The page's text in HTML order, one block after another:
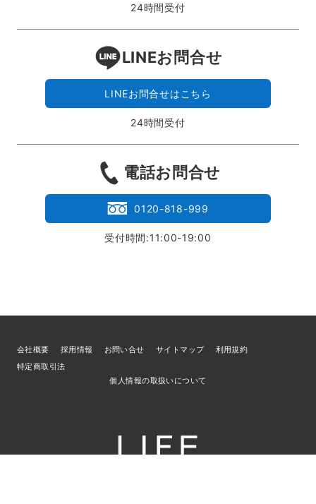
24時間受付
LINEお問合せ
LINEお問合せはこちら
24時間受付
電話お問合せ
0120-818-999
受付時間:11:00-19:00
会社概要 採用情報 お問い合せ サイトマップ
利用規約
特定商取引法
個人情報の取扱いについて